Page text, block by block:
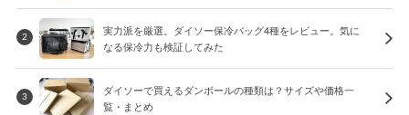
2
実力派を厳選。ダイソー保冷バッグ4種をレビュー。気に
なる保冷力も検証してみた
3
ダイソーで買えるダンボールの種類は？サイズや価格一
覧・まとめ